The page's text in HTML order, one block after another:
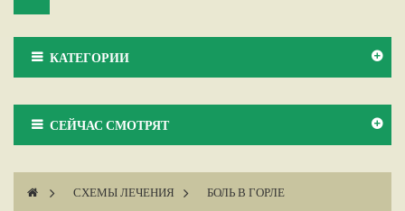
КАТЕГОРИИ
СЕЙЧАС СМОТРЯТ
> СХЕМЫ ЛЕЧЕНИЯ > БОЛЬ В ГОРЛЕ